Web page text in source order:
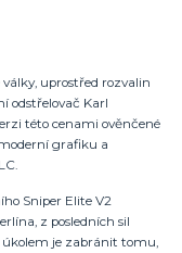
uprostřed rozvalin
odstřelovač Karl
této cenami ověnčené
grafiku a
Sniper Elite V2
z posledních sil
je zabránit tomu,